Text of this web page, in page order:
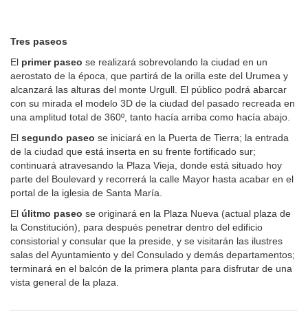
Tres paseos
El primer paseo se realizará sobrevolando la ciudad en un
aerostato de la época, que partirá de la orilla este del Urumea y
alcanzará las alturas del monte Urgull. El público podrá abarcar
con su mirada el modelo 3D de la ciudad del pasado recreada en
una amplitud total de 360º, tanto hacía arriba como hacía abajo.
El segundo paseo se iniciará en la Puerta de Tierra; la entrada
de la ciudad que está inserta en su frente fortificado sur;
continuará atravesando la Plaza Vieja, donde está situado hoy
parte del Boulevard y recorrerá la calle Mayor hasta acabar en el
portal de la iglesia de Santa María.
El úlitmo paseo se originará en la Plaza Nueva (actual plaza de
la Constitución), para después penetrar dentro del edificio
consistorial y consular que la preside, y se visitarán las ilustres
salas del Ayuntamiento y del Consulado y demás departamentos;
terminará en el balcón de la primera planta para disfrutar de una
vista general de la plaza.